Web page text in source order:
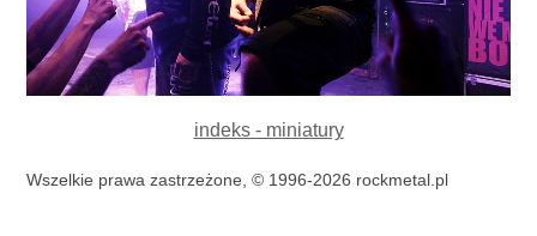
indeks - miniatury
Wszelkie prawa zastrzeżone, © 1996-2026 rockmetal.pl